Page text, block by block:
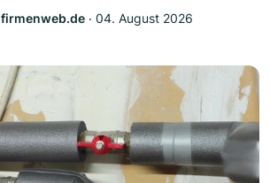
‧ 04. August 2026